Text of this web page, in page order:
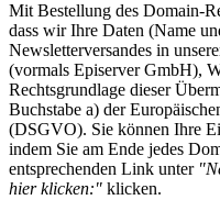
Mit Bestellung des Domain-
dass wir Ihre Daten (Name
Newsletterversandes in
(vormals Episerver GmbH),
Rechtsgrundlage dieser
Buchstabe a) der
(DSGVO). Sie können Ihre
indem Sie am Ende jedes
entsprechenden Link unter
hier klicken:" klicken.